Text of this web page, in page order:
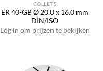
COLLETS
ER 40-GB Ø 20.0 x 16.0 mm
DIN/ISO
Log in om prijzen te bekijken